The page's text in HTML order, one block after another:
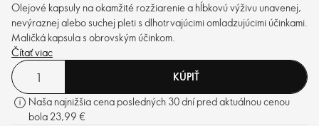
Olejové kapsuly na okamžité rozžiarenie a hĺbkovú výživu unavenej,
nevýraznej alebo suchej pleti s dlhotrvajúcimi omladzujúcimi účinkami.
Maličká kapsula s obrovským účinkom.
Čítať viac
KÚPIŤ
Naša najnižšia cena posledných 30 dní pred aktuálnou cenou
bola 23,99 €